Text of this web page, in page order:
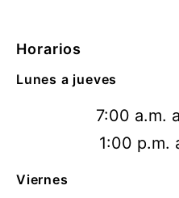
Horarios
Lunes a jueves
7:00 a.m.
1:00 p.m.
Viernes